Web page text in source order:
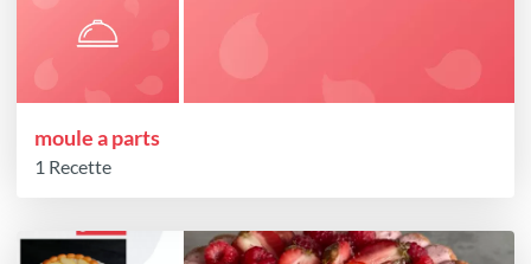
moule a parts
1 Recette